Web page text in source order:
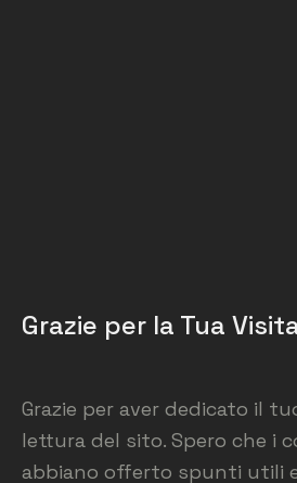
Grazie per la Tua
Grazie per aver dedicato il
lettura del sito. Spero che i
abbiano offerto spunti utili